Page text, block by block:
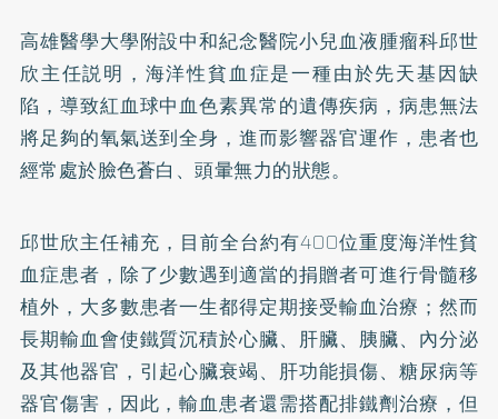
高雄醫學大學附設中和紀念醫院小兒血液腫瘤科邱世
欣主任説明，海洋性貧血症是一種由於先天基因缺
陷，導致紅血球中血色素異常的遺傳疾病，病患無法
將足夠的氧氣送到全身，進而影響器官運作，患者也
經常處於臉色蒼白、頭暈無力的狀態。
邱世欣主任補充，目前全台約有400位重度海洋性貧
血症患者，除了少數遇到適當的捐贈者可進行骨髓移
植外，大多數患者一生都得定期接受輸血治療；然而
長期輸血會使鐵質沉積於心臟、肝臟、胰臟、內分泌
及其他器官，引起心臟衰竭、肝功能損傷、糖尿病等
器官傷害，因此，輸血患者還需搭配排鐵劑治療，但